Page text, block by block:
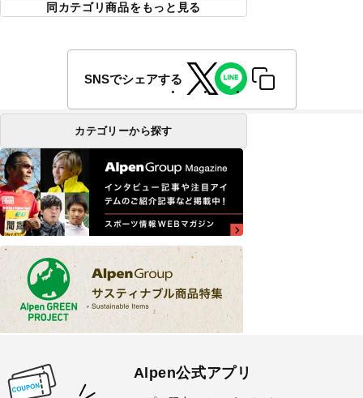
同カテゴリ商品をもっと見る
SNSでシェアする
カテゴリーから探す
Alpen公式アプリ